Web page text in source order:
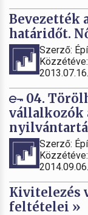
Bevezették
határidőt.
Szerző:
04.
vállalkozók
Szerző:
Kivitelezés
feltételei »